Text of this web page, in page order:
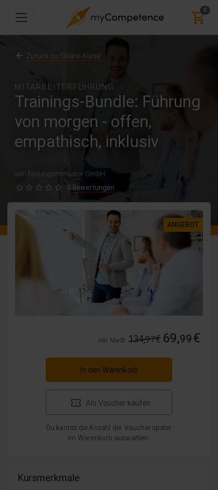
0
MITARBEITERFÜHRUNG
Trainings-Bundle: Führung
von morgen - offen,
empathisch, inklusiv
von Bildungsinnovator GmbH
0 Bewertungen
Zurück zu 'Online-Kurse'
ANGEBOT
inkl. MwSt. 134,97€ 69,99€
In den Warenkorb
Als Voucher kaufen
Du kannst die Anzahl der Voucher später
im Warenkorb auswählen.
Kursmerkmale